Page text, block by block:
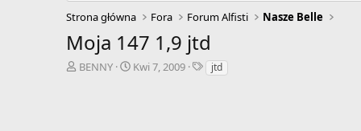
Strona główna Fora Forum Alfisti Nasze Belle
Moja 147 1,9 jtd
A
BENNY
D
Kwi 7, 2009
Tjtd